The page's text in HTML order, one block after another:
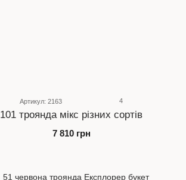
Артикул: 2163 4
101 троянда мікс різних сортів
7 810 грн